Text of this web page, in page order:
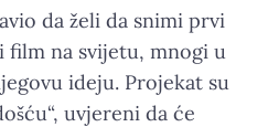
da želi da snimi prvi
film na svijetu, mnogi u
ideju. Projekat su
uvjereni da će